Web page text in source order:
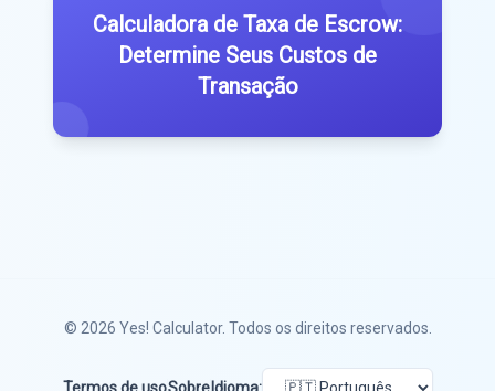
Calculadora de Taxa de Escrow:
Determine Seus Custos de
Transação
© 2026 Yes! Calculator. Todos os direitos reservados.